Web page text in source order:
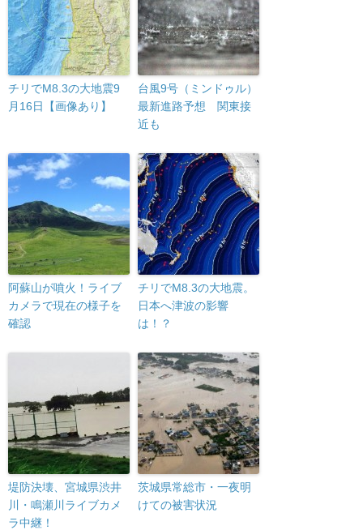
チリでM8.3の大地震9
月16日【画像あり】
台風9号（ミンドゥル）
最新進路予想 関東接
近も
阿蘇山が噴火！ライブ
カメラで現在の様子を
確認
チリでM8.3の大地震。
日本へ津波の影響
は！？
堤防決壊、宮城県渋井
川・鳴瀬川ライブカメ
ラ中継！
茨城県常総市・一夜明
けての被害状況